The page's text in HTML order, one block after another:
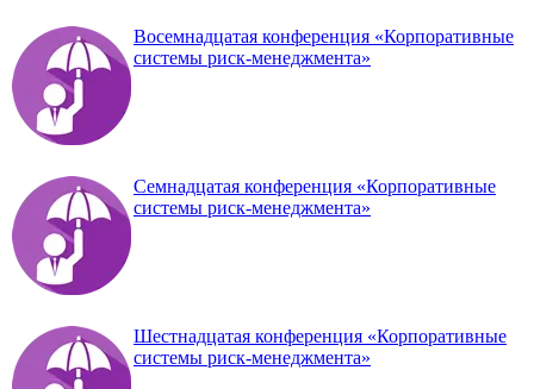
Восемнадцатая конференция «Корпоративные
системы риск-менеджмента»
Семнадцатая конференция «Корпоративные
системы риск-менеджмента»
Шестнадцатая конференция «Корпоративные
системы риск-менеджмента»